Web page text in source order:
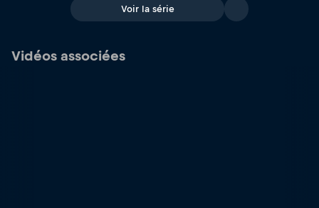
Voir la série
Vidéos associées